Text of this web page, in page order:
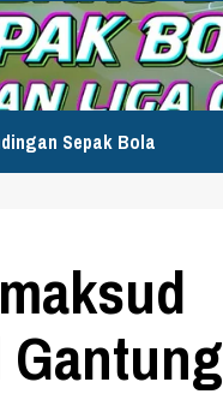
Sepak Bola